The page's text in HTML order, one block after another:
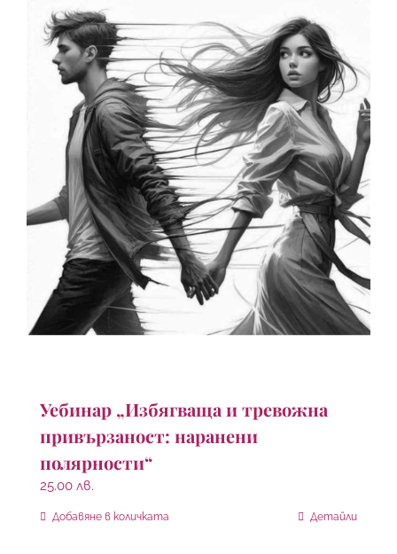
Уебинар „Избягваща и тревожна
привързаност: наранени
полярности“
25.00 лв.
Добавяне в количката Детайли